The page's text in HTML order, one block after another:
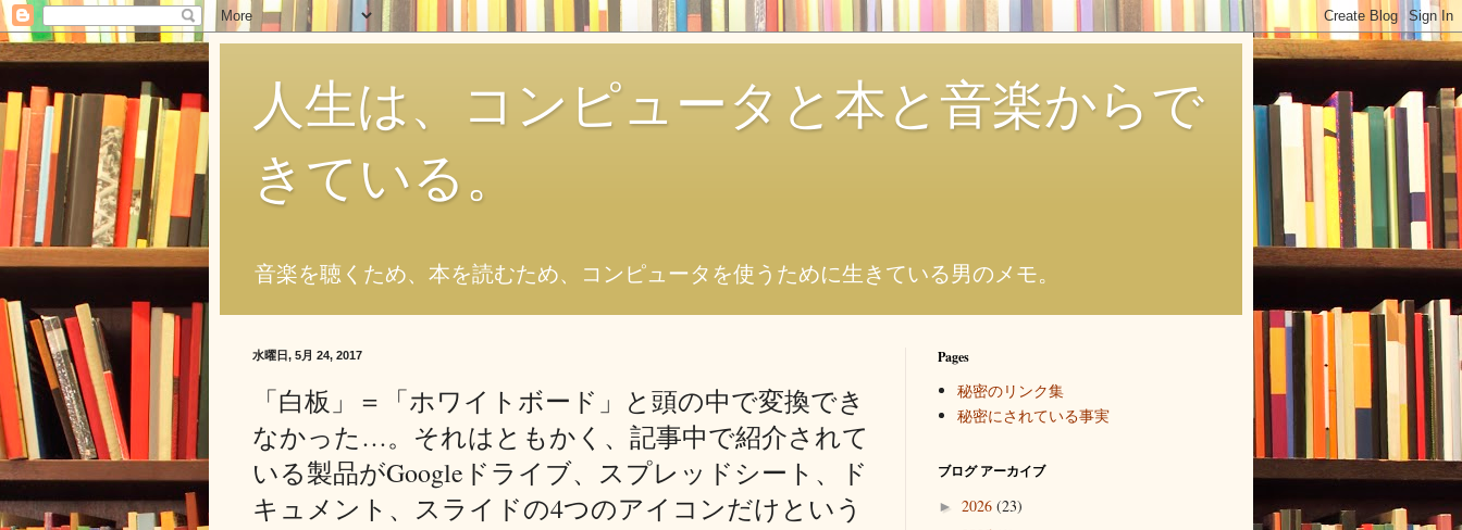
人生は、コンピュータと本と音楽からで
きている。
音楽を聴くため、本を読むため、コンピュータを使うために生きている男のメモ。
水曜日, 5月 24, 2017
「白板」＝「ホワイトボード」と頭の中で変換でき
なかった…。それはともかく、記事中で紹介されて
いる製品がGoogleドライブ、スプレッドシート、ド
キュメント、スライドの4つのアイコンだけという
Pages
秘密のリンク集
秘密にされている事実
ブログ アーカイブ
► 2026 (23)